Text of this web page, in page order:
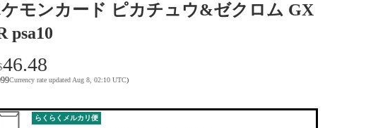
モンカード ピカチュウ&ゼクロム GX
psa10
46.48
Currency rate updated Aug 8, 02:10 UTC)
らくらくメルカリ便